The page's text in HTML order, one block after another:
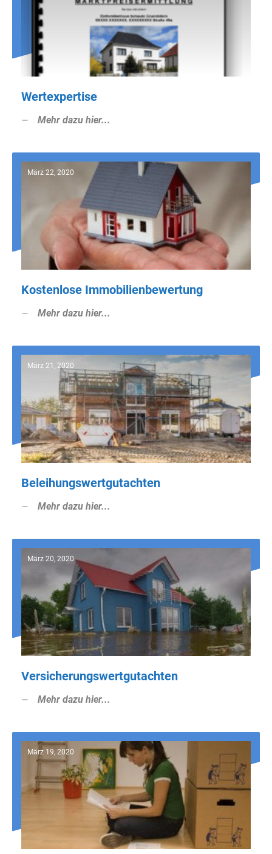
Wertexpertise
Mehr dazu hier...
März 22, 2020
Kostenlose Immobilienbewertung
Mehr dazu hier...
März 21, 2020
Beleihungswertgutachten
Mehr dazu hier...
März 20, 2020
Versicherungswertgutachten
Mehr dazu hier...
März 19, 2020